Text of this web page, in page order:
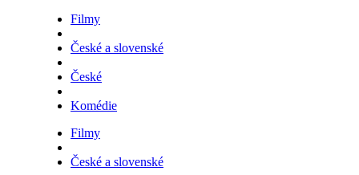
Filmy
České a slovenské
České
Komédie
Filmy
České a slovenské